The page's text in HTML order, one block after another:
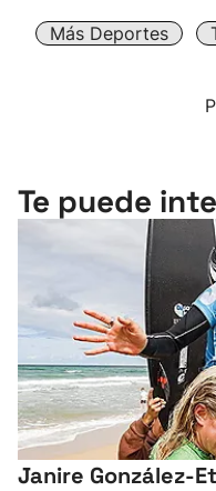
Más Deportes
Te puede
Janire González-